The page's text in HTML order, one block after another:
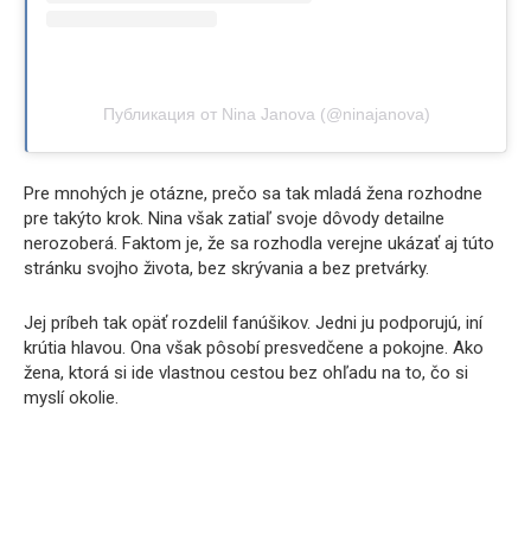
Публикация от Nina Janova (@ninajanova)
Pre mnohých je otázne, prečo sa tak mladá žena rozhodne
pre takýto krok. Nina však zatiaľ svoje dôvody detailne
nerozoberá. Faktom je, že sa rozhodla verejne ukázať aj túto
stránku svojho života, bez skrývania a bez pretvárky.
Jej príbeh tak opäť rozdelil fanúšikov. Jedni ju podporujú, iní
krútia hlavou. Ona však pôsobí presvedčene a pokojne. Ako
žena, ktorá si ide vlastnou cestou bez ohľadu na to, čo si
myslí okolie.